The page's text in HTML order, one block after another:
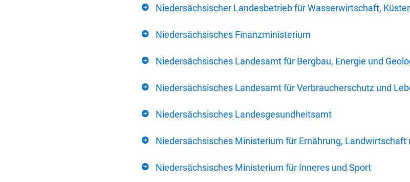
Niedersächsischer Landesbetrieb für Wasserwirtschaft,
Niedersächsisches Finanzministerium
Niedersächsisches Landesamt für Bergbau, Energie und
Niedersächsisches Landesamt für Verbraucherschutz und
Niedersächsisches Landesgesundheitsamt
Niedersächsisches Ministerium für Ernährung, Landwirtschaft
Niedersächsisches Ministerium für Inneres und Sport